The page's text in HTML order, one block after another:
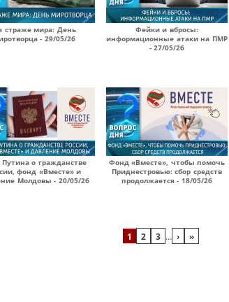
страже мира: День
- 29/05/26
Фейки и вбросы:
информационные атаки на ПМР
- 27/05/26
Путина о гражданстве
фонд «Вместе» и
Молдовы - 20/05/26
Фонд «Вместе», чтобы помочь
Приднестровью: сбор средств
продолжается - 18/05/26
1 2 3 … › »